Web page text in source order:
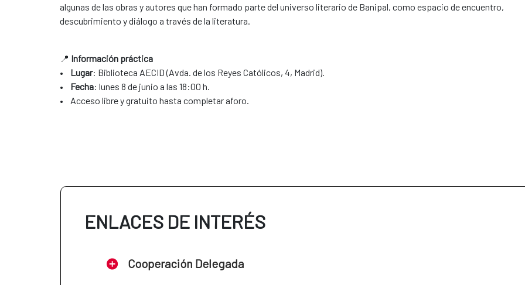
algunas de las obras y autores que han formado parte del universo literario de Banipal, como espacio de encuentro,
descubrimiento y diálogo a través de la literatura.
📍 Información práctica
• Lugar: Biblioteca AECID (Avda. de los Reyes Católicos, 4, Madrid).
• Fecha: lunes 8 de junio a las 18:00 h.
• Acceso libre y gratuito hasta completar aforo.
ENLACES DE INTERÉS
Cooperación Delegada